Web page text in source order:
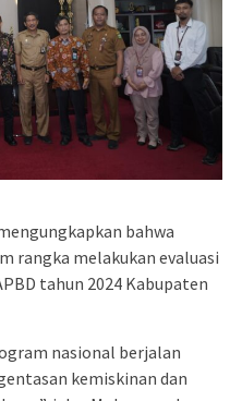
bahwa
rangka melakukan evaluasi
tahun 2024 Kabupaten
nasional berjalan
kemiskinan dan